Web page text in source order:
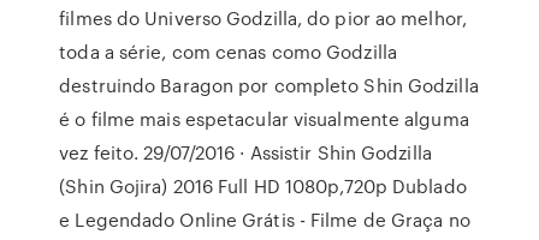
filmes do Universo Godzilla, do pior ao melhor,
toda a série, com cenas como Godzilla
destruindo Baragon por completo Shin Godzilla
é o filme mais espetacular visualmente alguma
vez feito. 29/07/2016 · Assistir Shin Godzilla
(Shin Gojira) 2016 Full HD 1080p,720p Dublado
e Legendado Online Grátis - Filme de Graça no